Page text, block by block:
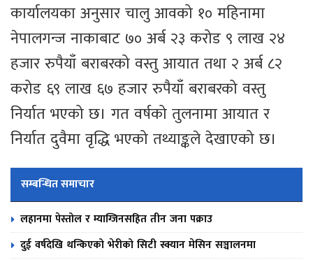
कार्यालयका अनुसार चालु आवको १० महिनामा
नेपालगन्ज नाकाबाट ७० अर्ब २३ करोड ९ लाख २४
हजार रुपैयाँ बराबरको वस्तु आयात तथा २ अर्ब ८२
करोड ६९ लाख ६७ हजार रुपैयाँ बराबरको वस्तु
निर्यात भएको छ। गत वर्षको तुलनामा आयात र
निर्यात दुवैमा वृद्धि भएको तथ्याङ्कले देखाएको छ।
सम्बन्धित समाचार
लहानमा पेस्तोल र म्याग्जिनसहित तीन जना पक्राउ
दुई वर्षदेखि थन्किएको भेरीको सिटी स्क्यान मेसिन सञ्चालनमा